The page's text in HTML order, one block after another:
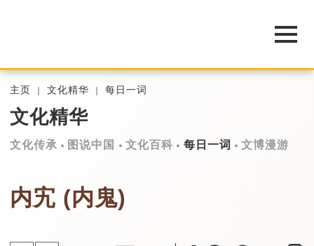
主页 文化精华 每日一词
文化精华
文化传承 图说中国 文化百科 每日一词 文博漫游
内宄 (内鬼)